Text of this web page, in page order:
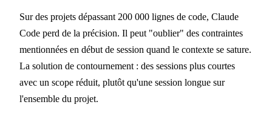
Sur des projets dépassant 200 000 lignes de code, Claude
Code perd de la précision. Il peut "oublier" des contraintes
mentionnées en début de session quand le contexte se sature.
La solution de contournement : des sessions plus courtes
avec un scope réduit, plutôt qu'une session longue sur
l'ensemble du projet.